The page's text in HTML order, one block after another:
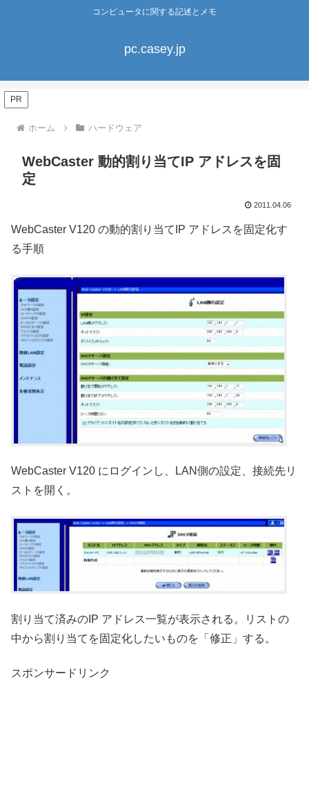
コンピュータに関する記述とメモ
pc.casey.jp
PR
ホーム ハードウェア
WebCaster 動的割り当てIP アドレスを固
定
2011.04.06
WebCaster V120 の動的割り当てIP アドレスを固定化す
る手順
WebCaster V120 にログインし、LAN側の設定、接続先リ
ストを開く。
割り当て済みのIP アドレス一覧が表示される。リストの
中から割り当てを固定化したいものを「修正」する。
スポンサードリンク